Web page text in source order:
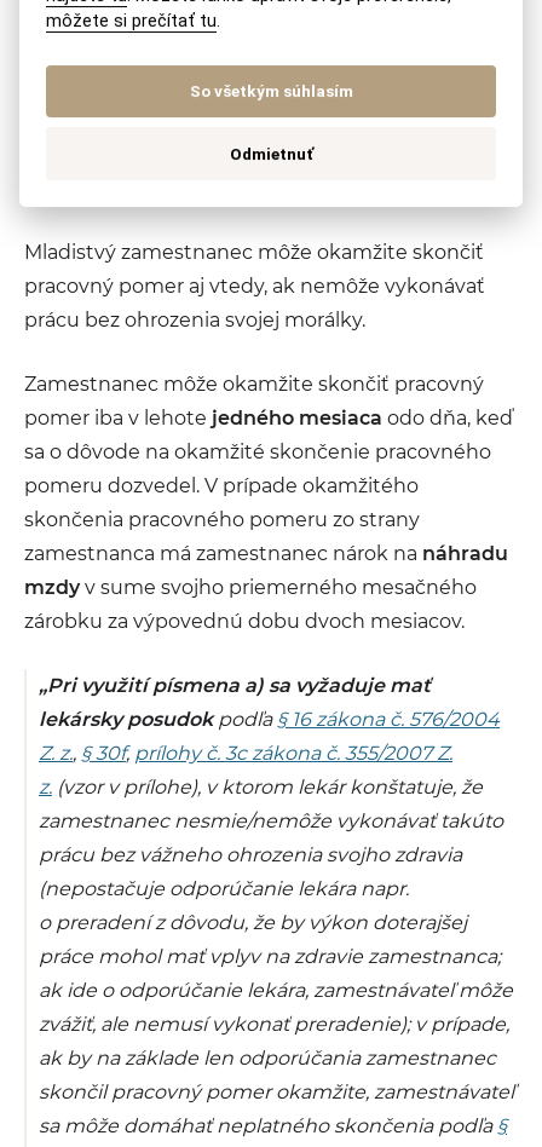
zamestnávateľ mu nevyplatil mzdu, náhradu
mzdy, cestovné náhrady, náhradu za pracovnú
pohotovosť, náhradu príjmu pri dočasnej
pracovnej neschopnosti zamestnanca alebo ich
Mladistvý zamestnanec môže okamžite skončiť
pracovný pomer aj vtedy, ak nemôže vykonávať
prácu bez ohrozenia svojej morálky.
Zamestnanec môže okamžite skončiť pracovný
pomer iba v lehote jedného mesiaca odo dňa, keď
sa o dôvode na okamžité skončenie pracovného
pomeru dozvedel. V prípade okamžitého
skončenia pracovného pomeru zo strany
zamestnanca má zamestnanec nárok na náhradu
mzdyv sume svojho priemerného mesačného
zárobku za výpovednú dobu dvoch mesiacov.
„Pri využití písmena a) sa vyžaduje mať
lekársky posudokpodľa § 16 zákona č. 576/2004
Z. z., § 30f, prílohy č. 3c zákona č. 355/2007 Z.
z. (vzor v prílohe), v ktorom lekár konštatuje, že
zamestnanec nesmie/nemôže vykonávať takúto
prácu bez vážneho ohrozenia svojho zdravia
(nepostačuje odporúčanie lekára napr.
o preradení z dôvodu, že by výkon doterajšej
práce mohol mať vplyv na zdravie zamestnanca;
ak ide o odporúčanie lekára, zamestnávateľ môže
zvážiť, ale nemusí vykonať preradenie); v prípade,
ak by na základe len odporúčania zamestnanec
skončil pracovný pomer okamžite, zamestnávateľ
sa môže domáhať neplatného skončenia podľa §
môžete si prečítať tu.
So všetkým súhlasím
Odmietnuť